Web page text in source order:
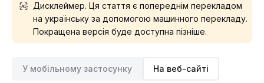
Дисклеймер. Ця стаття є попереднім перекладом
на українську за допомогою машинного перекладу.
Покращена версія буде доступна пізніше.
У мобільному застосунку На веб-сайті